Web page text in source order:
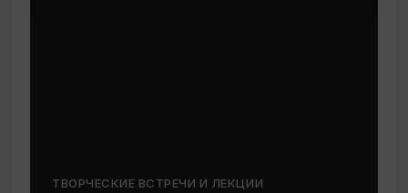
ТВОРЧЕСКИЕ ВСТРЕЧИ И ЛЕКЦИИ